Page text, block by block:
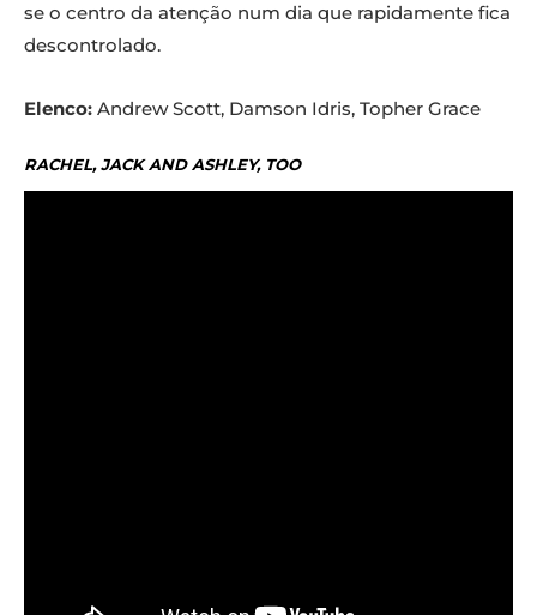
se o centro da atenção num dia que rapidamente fica
descontrolado.
Elenco: Andrew Scott, Damson Idris, Topher Grace
RACHEL, JACK AND ASHLEY, TOO